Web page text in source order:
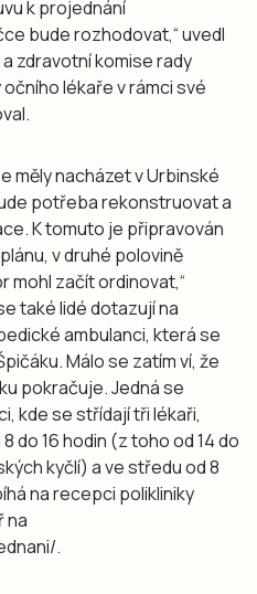
k projednání
bude rozhodovat,“ uvedl
zdravotní komise rady
lékaře v rámci své
měly nacházet v Urbinské
potřeba rekonstruovat a
K tomuto je připravován
v druhé polovině
mohl začít ordinovat,“
také lidé dotazují na
ambulanci, která se
Málo se zatím ví, že
pokračuje. Jedná se
kde se střídají tři lékaři,
do 16 hodin (z toho od 14 do
kyčlí) a ve středu od 8
na recepci polikliniky
na
.